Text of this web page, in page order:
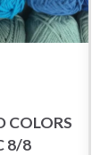
COLORS
8/8